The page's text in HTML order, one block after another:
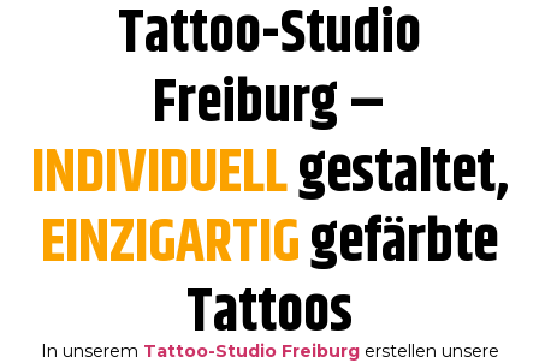
Tattoo-Studio
Freiburg –
INDIVIDUELLgestaltet,
EINZIGARTIGgefärbte
Tattoos
In unserem Tattoo-Studio Freiburgerstellen unsere